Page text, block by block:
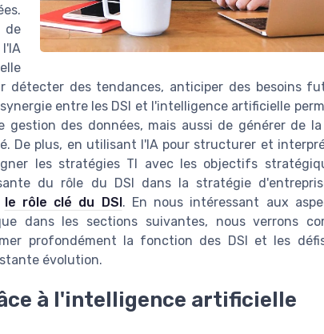
de
détecter des tendances, anticiper des besoins
entre les DSI et l'intelligence artificielle
gestion des données, mais aussi de générer de
De plus, en utilisant l'IA pour structurer et
les stratégies TI avec les objectifs
du rôle du DSI dans la stratégie
le rôle clé du DSI . En nous intéressant aux
dans les sections suivantes, nous verrons
profondément la fonction des DSI et les
évolution.
à l'intelligence artificielle